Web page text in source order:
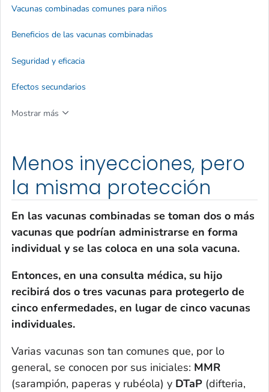
Menos inyecciones, pero
la misma protección
En las vacunas combinadas se toman dos o más
vacunas que podrían administrarse en forma
individual y se las coloca en una sola vacuna.
Entonces, en una consulta médica, su hijo
recibirá dos o tres vacunas para protegerlo de
cinco enfermedades, en lugar de cinco vacunas
individuales.
Varias vacunas son tan comunes que, por lo
general, se conocen por sus iniciales: MMR
(sarampión, paperas y rubéola) y DTaP (difteria,
Vacunas combinadas comunes para niños
Beneficios de las vacunas combinadas
Seguridad y eficacia
Efectos secundarios
Mostrar más